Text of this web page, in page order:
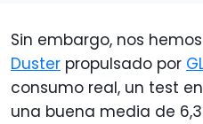
Sin embargo, nos
Duster propulsado por
consumo real, un test
una buena media de